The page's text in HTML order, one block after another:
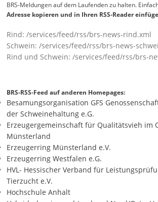
BRS-Meldungen auf dem Laufenden zu halten.
Adresse kopieren und in Ihren RSS-Reader
Rind:/services/feed/rss/brs-news-rind.xml
Schwein:/services/feed/rss/brs-news-
Rind und Schwein:/services/feed/rss/brs-
BRS-RSS-Feed auf anderen Homepages:
Besamungsorganisation GFS
der Schweinehaltung e.G.
Erzeugergemeinschaft für Qualitätsvieh im
Münsterland
Erzeugerring Münsterland e.V.
Erzeugerring Westfalen e.G.
HVL- Hessischer Verband für
Tierzucht e.V.
Hochschule Anhalt